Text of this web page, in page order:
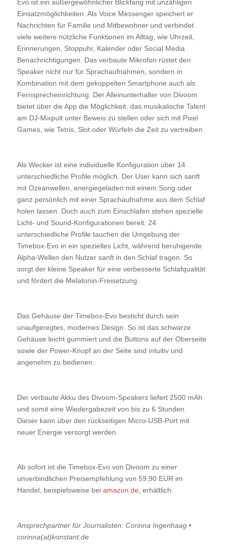
Evo ist ein außergewöhnlicher Blickfang mit unzähligen
Einsatzmöglichkeiten. Als Voice Messenger speichert er
Nachrichten für Familie und Mitbewohner und verbindet
viele weitere nützliche Funktionen im Alltag, wie Uhrzeit,
Erinnerungen, Stoppuhr, Kalender oder Social Media
Benachrichtigungen. Das verbaute Mikrofon rüstet den
Speaker nicht nur für Sprachaufnahmen, sondern in
Kombination mit dem gekoppelten Smartphone auch als
Fernsprecheinrichtung. Der Alleinunterhalter von Divoom
bietet über die App die Möglichkeit, das musikalische Talent
am DJ-Mixpult unter Beweis zu stellen oder sich mit Pixel
Games, wie Tetris, Slot oder Würfeln die Zeit zu vertreiben.
Als Wecker ist eine individuelle Konfiguration über 14
unterschiedliche Profile möglich. Der User kann sich sanft
mit Ozeanwellen, energiegeladen mit einem Song oder
ganz persönlich mit einer Sprachaufnahme aus dem Schlaf
holen lassen. Doch auch zum Einschlafen stehen spezielle
Licht- und Sound-Konfigurationen bereit. 24
unterschiedliche Profile tauchen die Umgebung der
Timebox-Evo in ein spezielles Licht, während beruhigende
Alpha-Wellen den Nutzer sanft in den Schlaf tragen. So
sorgt der kleine Speaker für eine verbesserte Schlafqualität
und fördert die Melatonin-Freisetzung.
Das Gehäuse der Timebox-Evo besticht durch sein
unaufgeregtes, modernes Design. So ist das schwarze
Gehäuse leicht gummiert und die Buttons auf der Oberseite
sowie der Power-Knopf an der Seite sind intuitiv und
angenehm zu bedienen.
Der verbaute Akku des Divoom-Speakers liefert 2500 mAh
und somit eine Wiedergabezeit von bis zu 6 Stunden.
Dieser kann über den rückseitigen Micro-USB-Port mit
neuer Energie versorgt werden.
Ab sofort ist die Timebox-Evo von Divoom zu einer
unverbindlichen Preisempfehlung von 59,90 EUR im
Handel, beispielsweise bei amazon.de, erhältlich.
Ansprechpartner für Journalisten: Corinna Ingenhaag •
corinna(at)konstant.de